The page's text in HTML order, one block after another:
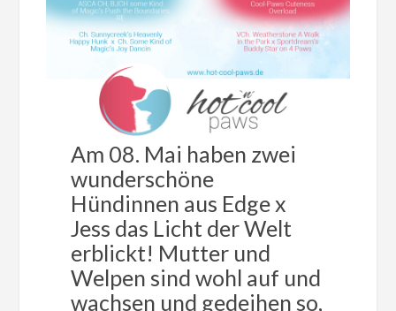
Am 08. Mai haben zwei
wunderschöne
Hündinnen aus Edge x
Jess das Licht der Welt
erblickt! Mutter und
Welpen sind wohl auf und
wachsen und gedeihen so,